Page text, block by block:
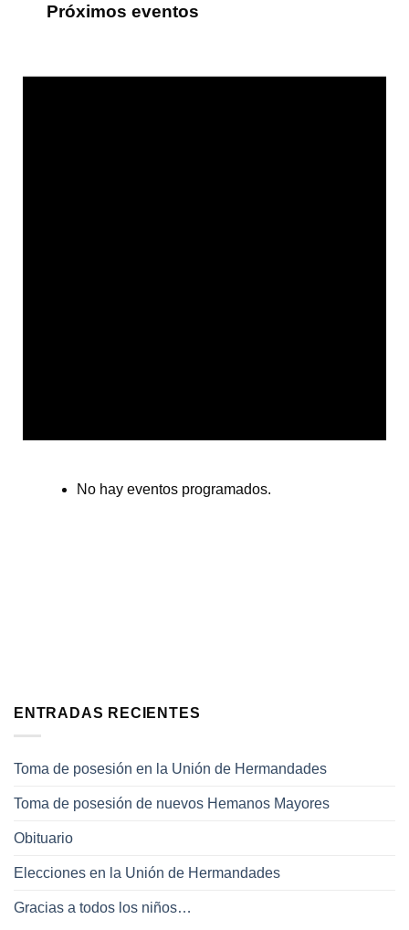
Próximos eventos
No hay eventos programados.
ENTRADAS RECIENTES
Toma de posesión en la Unión de Hermandades
Toma de posesión de nuevos Hemanos Mayores
Obituario
Elecciones en la Unión de Hermandades
Gracias a todos los niños…